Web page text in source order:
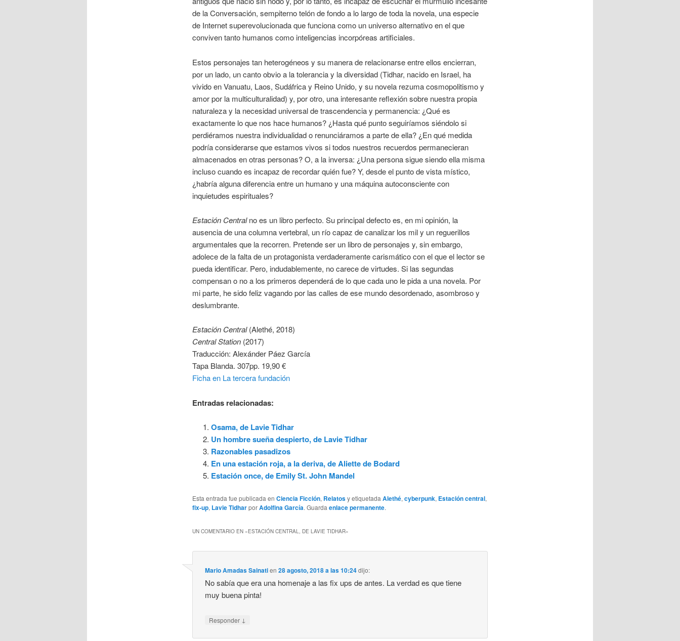
de la Conversación, sempiterno telón de fondo a lo largo de toda la novela, una especie
de Internet superevolucionada que funciona como un universo alternativo en el que
conviven tanto humanos como inteligencias incorpóreas artificiales.
Estos personajes tan heterogéneos y su manera de relacionarse entre ellos encierran,
por un lado, un canto obvio a la tolerancia y la diversidad (Tidhar, nacido en Israel, ha
vivido en Vanuatu, Laos, Sudáfrica y Reino Unido, y su novela rezuma cosmopolitismo y
amor por la multiculturalidad) y, por otro, una interesante reflexión sobre nuestra propia
naturaleza y la necesidad universal de trascendencia y permanencia: ¿Qué es
exactamente lo que nos hace humanos? ¿Hasta qué punto seguiríamos siéndolo si
perdiéramos nuestra individualidad o renunciáramos a parte de ella? ¿En qué medida
podría considerarse que estamos vivos si todos nuestros recuerdos permanecieran
almacenados en otras personas? O, a la inversa: ¿Una persona sigue siendo ella misma
incluso cuando es incapaz de recordar quién fue? Y, desde el punto de vista místico,
¿habría alguna diferencia entre un humano y una máquina autoconsciente con
inquietudes espirituales?
Estación Centralno es un libro perfecto. Su principal defecto es, en mi opinión, la
ausencia de una columna vertebral, un río capaz de canalizar los mil y un reguerillos
argumentales que la recorren. Pretende ser un libro de personajes y, sin embargo,
adolece de la falta de un protagonista verdaderamente carismático con el que el lector se
pueda identificar. Pero, indudablemente, no carece de virtudes. Si las segundas
compensan o no a los primeros dependerá de lo que cada uno le pida a una novela. Por
mi parte, he sido feliz vagando por las calles de ese mundo desordenado, asombroso y
deslumbrante.
Estación Central(Alethé, 2018)
Central Station(2017)
Traducción: Alexánder Páez García
Tapa Blanda. 307pp. 19,90 €
Ficha en La tercera fundación
Entradas relacionadas:
Osama, de Lavie Tidhar
Un hombre sueña despierto, de Lavie Tidhar
Razonables pasadizos
En una estación roja, a la deriva, de Aliette de Bodard
Estación once, de Emily St. John Mandel
Esta entrada fue publicada en Ciencia Ficción, Relatosy etiquetadaAlethé,cyberpunk, Estación central,
fix-up, Lavie TidharporAdolfina García. Guardaenlace permanente.
UN COMENTARIO EN «ESTACIÓN CENTRAL, DE LAVIE TIDHAR»
Mario Amadas Sainatien28 agosto, 2018 a las 10:24dijo:
No sabía que era una homenaje a las fix ups de antes. La verdad es que tiene
muy buena pinta!
Responder ↓